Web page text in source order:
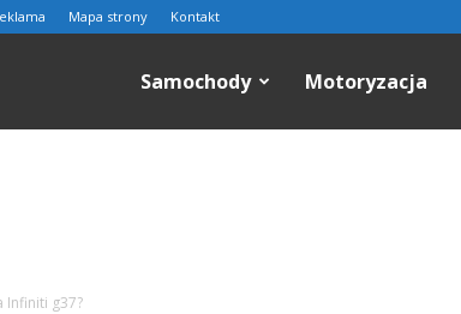
Mapa strony Kontakt
Samochody Motoryzacja
Infiniti g37?